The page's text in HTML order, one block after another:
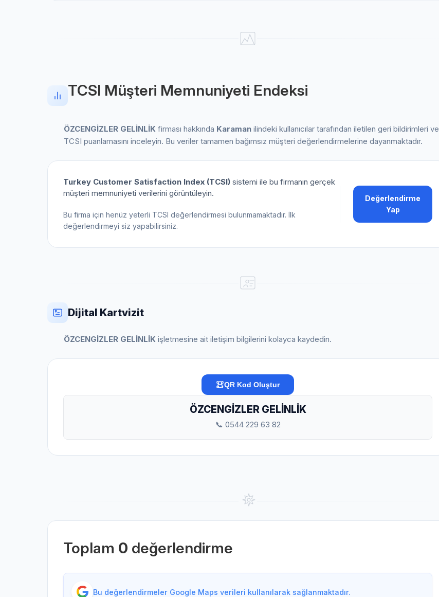
TCSI Müşteri Memnuniyeti Endeksi
ÖZCENGİZLER GELİNLİK firması hakkında Karaman ilindeki kullanıcılar tarafından iletilen geri bildirimleri ve
TCSI puanlamasını inceleyin. Bu veriler tamamen bağımsız müşteri değerlendirmelerine dayanmaktadır.
Turkey Customer Satisfaction Index (TCSI) sistemi ile bu firmanın gerçek
müşteri memnuniyeti verilerini görüntüleyin.
Bu firma için henüz yeterli TCSI değerlendirmesi bulunmamaktadır. İlk
değerlendirmeyi siz yapabilirsiniz.
Değerlendirme
Yap
Dijital Kartvizit
ÖZCENGİZLER GELİNLİK işletmesine ait iletişim bilgilerini kolayca kaydedin.
QR Kod Oluştur
ÖZCENGİZLER GELİNLİK
📞 0544 229 63 82
Toplam 0 değerlendirme
Bu değerlendirmeler Google Maps verileri kullanılarak sağlanmaktadır.